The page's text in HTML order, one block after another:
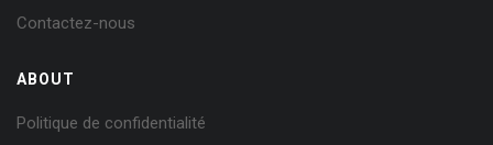
Contactez-nous
ABOUT
Politique de confidentialité